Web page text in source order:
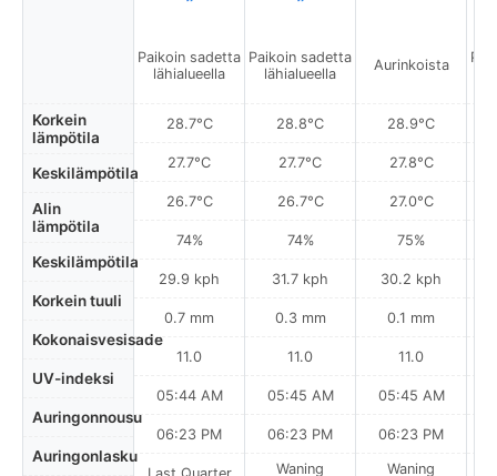
Korkein
lämpötila
Keskilämpötila
Alin
lämpötila
Keskilämpötila
Korkein tuuli
Kokonaisvesisade
UV-indeksi
Auringonnousu
Auringonlasku
Paikoin sadetta
lähialueella
28.7°C
27.7°C
26.7°C
74%
29.9 kph
0.7 mm
11.0
05:44 AM
06:23 PM
Paikoin sadetta
lähialueella
28.8°C
27.7°C
26.7°C
74%
31.7 kph
0.3 mm
11.0
05:45 AM
06:23 PM
Waning
Aurinkoista
28.9°C
27.8°C
27.0°C
75%
30.2 kph
0.1 mm
11.0
05:45 AM
06:23 PM
Waning